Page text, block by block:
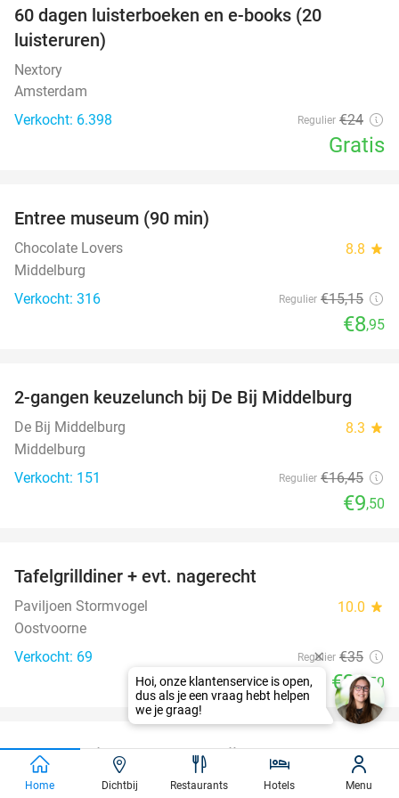
60 dagen luisterboeken en e-books (20
luisteruren)
Nextory
Amsterdam
Verkocht: 6.398
Regulier €24
Gratis
Entree museum (90 min)
Chocolate Lovers 8.8 star
Middelburg
Verkocht: 316
Regulier €15,15
€8,95
42%
2-gangen keuzelunch bij De Bij Middelburg
De Bij Middelburg 8.3 star
Middelburg
Verkocht: 151
Regulier €16,45
€9,50
Tafelgrilldiner + evt. nagerecht
Paviljoen Stormvogel 10.0 star
Oostvoorne
Verkocht: 69
Regulier €35
€22,50
33%
favorite_border
Overnachting voor 2 + ontbijt +
welkomstdrankje bij Lesse'Capade Céleste
Home Dichtbij Restaurants Hotels Menu